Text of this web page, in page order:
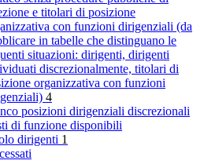
e titolari di posizione
con funzioni dirigenziali (da
in tabelle che distinguano le
situazioni: dirigenti, dirigenti
discrezionalmente, titolari di
organizzativa con funzioni
4
posizioni dirigenziali discrezionali
di funzione disponibili
dirigenti 1